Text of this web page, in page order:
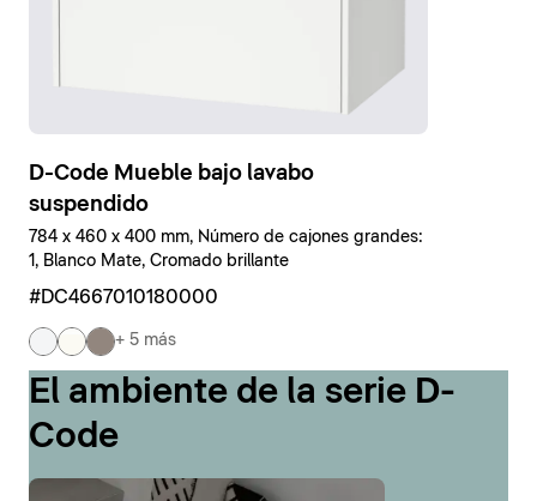
D-Code Mueble bajo lavabo
suspendido
784 x 460 x 400 mm, Número de cajones grandes:
1, Blanco Mate, Cromado brillante
#DC4667010180000
+ 5 más
El ambiente de la serie D-
Code